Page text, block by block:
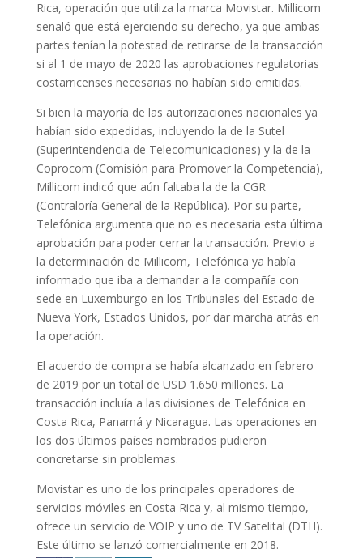
Rica, operación que utiliza la marca Movistar. Millicom
señaló que está ejerciendo su derecho, ya que ambas
partes tenían la potestad de retirarse de la transacción
si al 1 de mayo de 2020 las aprobaciones regulatorias
costarricenses necesarias no habían sido emitidas.
Si bien la mayoría de las autorizaciones nacionales ya
habían sido expedidas, incluyendo la de la Sutel
(Superintendencia de Telecomunicaciones) y la de la
Coprocom (Comisión para Promover la Competencia),
Millicom indicó que aún faltaba la de la CGR
(Contraloría General de la República). Por su parte,
Telefónica argumenta que no es necesaria esta última
aprobación para poder cerrar la transacción. Previo a
la determinación de Millicom, Telefónica ya había
informado que iba a demandar a la compañía con
sede en Luxemburgo en los Tribunales del Estado de
Nueva York, Estados Unidos, por dar marcha atrás en
la operación.
El acuerdo de compra se había alcanzado en febrero
de 2019 por un total de USD 1.650 millones. La
transacción incluía a las divisiones de Telefónica en
Costa Rica, Panamá y Nicaragua. Las operaciones en
los dos últimos países nombrados pudieron
concretarse sin problemas.
Movistar es uno de los principales operadores de
servicios móviles en Costa Rica y, al mismo tiempo,
ofrece un servicio de VOIP y uno de TV Satelital (DTH).
Este último se lanzó comercialmente en 2018.